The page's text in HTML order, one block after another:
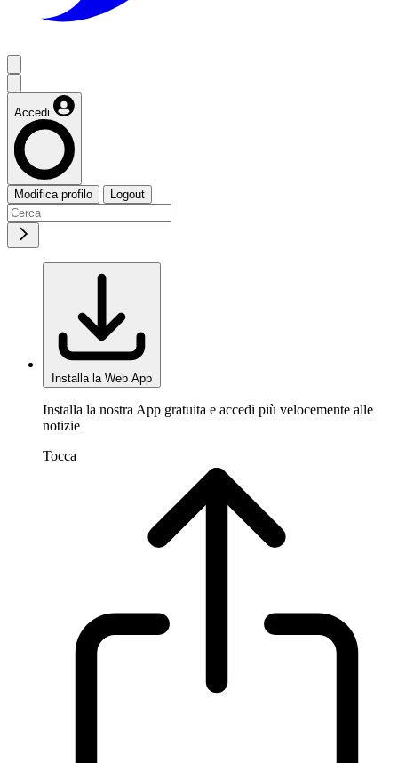
Accedi
Modifica profilo Logout
Installa la Web App
Installa la nostra App gratuita e accedi più velocemente alle
notizie
Tocca